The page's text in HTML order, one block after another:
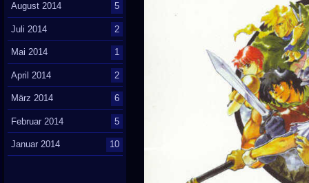
August 2014 5
Juli 2014 2
Mai 2014 1
April 2014 2
März 2014 6
Februar 2014 5
Januar 2014 10